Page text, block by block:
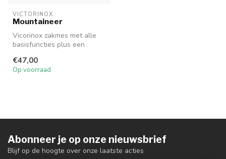
VICTORINOX
Mountaineer
Vicorinox zakmes met alle
basisfuncties plus een
€47,00
Op voorraad
Abonneer je op onze nieuwsbrief
Blijf op de hoogte over onze laatste acties